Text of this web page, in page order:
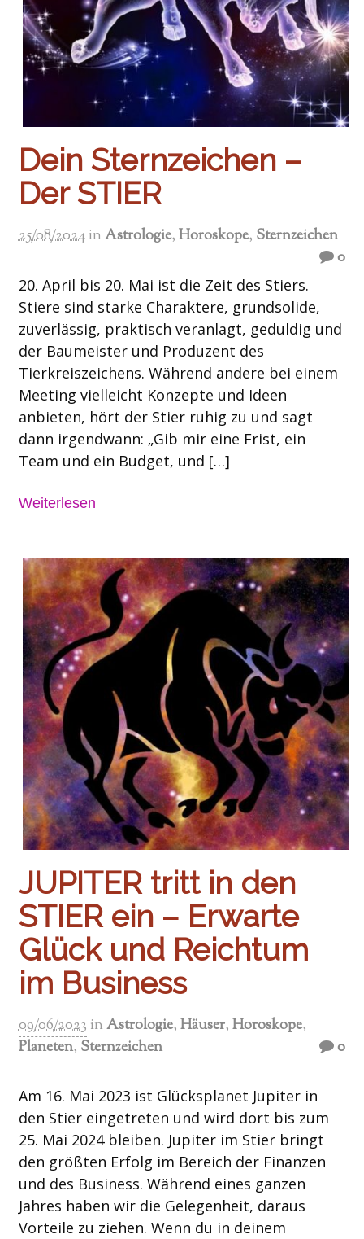
Dein Sternzeichen –
Der STIER
25/08/2024 inAstrologie,Horoskope, Sternzeichen
0
20. April bis 20. Mai ist die Zeit des Stiers.
Stiere sind starke Charaktere, grundsolide,
zuverlässig, praktisch veranlagt, geduldig und
der Baumeister und Produzent des
Tierkreiszeichens. Während andere bei einem
Meeting vielleicht Konzepte und Ideen
anbieten, hört der Stier ruhig zu und sagt
dann irgendwann: „Gib mir eine Frist, ein
Team und ein Budget, und […]
Weiterlesen
JUPITER tritt in den
STIER ein – Erwarte
Glück und Reichtum
im Business
09/06/2023 inAstrologie,Häuser,Horoskope,
Planeten, Sternzeichen 0
Am 16. Mai 2023 ist Glücksplanet Jupiter in
den Stier eingetreten und wird dort bis zum
25. Mai 2024 bleiben. Jupiter im Stier bringt
den größten Erfolg im Bereich der Finanzen
und des Business. Während eines ganzen
Jahres haben wir die Gelegenheit, daraus
Vorteile zu ziehen. Wenn du in deinem